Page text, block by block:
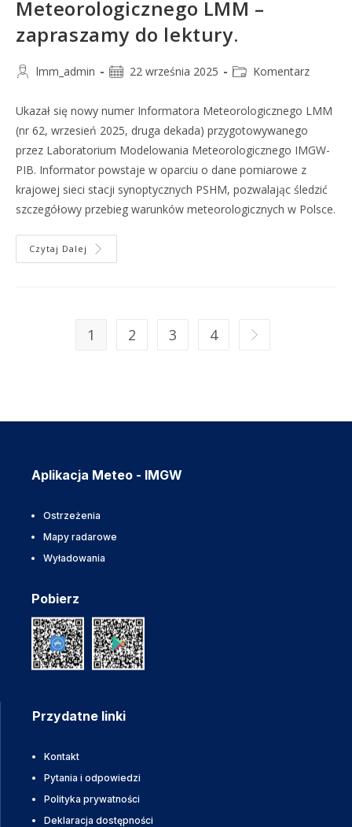
Meteorologicznego LMM –
zapraszamy do lektury.
lmm_admin 22 września 2025 Komentarz
Ukazał się nowy numer Informatora Meteorologicznego LMM
(nr 62, wrzesień 2025, druga dekada) przygotowywanego
przez Laboratorium Modelowania Meteorologicznego IMGW-
PIB. Informator powstaje w oparciu o dane pomiarowe z
krajowej sieci stacji synoptycznych PSHM, pozwalając śledzić
szczegółowy przebieg warunków meteorologicznych w Polsce.
Czytaj Dalej
1 2 3 4
Aplikacja Meteo - IMGW
Ostrzeżenia
Mapy radarowe
Wyładowania
Pobierz
Przydatne linki
Kontakt
Pytania i odpowiedzi
Polityka prywatności
Deklaracja dostępności